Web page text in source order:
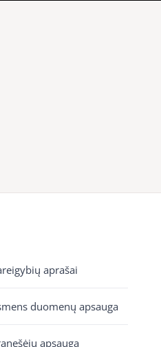
aprašai
duomenų apsauga
apsauga